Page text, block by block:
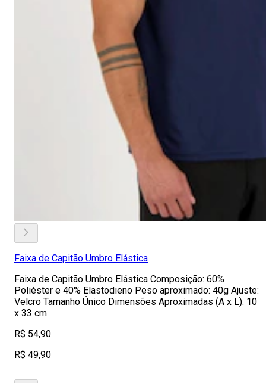
Faixa de Capitão Umbro Elástica
Faixa de Capitão Umbro Elástica Composição: 60%
Poliéster e 40% Elastodieno Peso aproximado: 40g Ajuste:
Velcro Tamanho Único Dimensões Aproximadas (A x L): 10
x 33 cm
R$ 54,90
R$ 49,90